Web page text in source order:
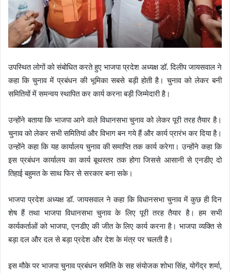
उपस्थित लोगों को संबोधित करते हुए भाजपा प्रदेश अध्यक्ष डॉ. दिलीप जायसवाल ने
कहा कि चुनाव में प्रबंधन की भूमिका सबसे बड़ी होती है। चुनाव को लेकर बनी
समितियों में समन्वय स्थापित कर कार्य करना बड़ी जिम्मेदारी है।
उन्होंने बताया कि भाजपा आने वाले विधानसभा चुनाव को लेकर पूरी तरह तैयार है।
चुनाव को लेकर सभी समितियां और विभाग बन गये हैं और कार्य प्रारंभ कर दिया है।
उन्होंने कहा कि यह कार्यालय चुनाव की समाप्ति तक कार्य करेगा। उन्होंने कहा कि
इस प्रबंधन कार्यालय का कार्य बूथस्तर तक होगा जिससे आसानी से एनडीए दो
तिहाई बहुमत के साथ फिर से सरकार बना सके।
भाजपा प्रदेश अध्यक्ष डॉ. जायसवाल ने कहा कि विधानसभा चुनाव में कुछ ही दिन
शेष हैं तथा भाजपा विधानसभा चुनाव के लिए पूरी तरह तैयार है। हम सभी
कार्यकर्ताओं को भाजपा, एनडीए की जीत के लिए कार्य करना है। भाजपा व्यक्ति से
बड़ा दल और दल से बड़ा प्रदेश और देश के मंत्र पर चलती है।
इस मौके पर भाजपा चुनाव प्रबंधन समिति के सह संयोजक शोभा सिंह, योगेंद्र शर्मा,